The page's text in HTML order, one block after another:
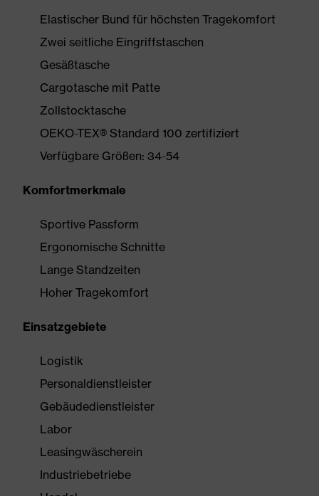
Elastischer Bund für höchsten Tragekomfort
Zwei seitliche Eingriffstaschen
Gesäßtasche
Cargotasche mit Patte
Zollstocktasche
OEKO-TEX® Standard 100 zertifiziert
Verfügbare Größen: 34-54
Komfortmerkmale
Sportive Passform
Ergonomische Schnitte
Lange Standzeiten
Hoher Tragekomfort
Einsatzgebiete
Logistik
Personaldienstleister
Gebäudedienstleister
Labor
Leasingwäscherein
Industriebetriebe